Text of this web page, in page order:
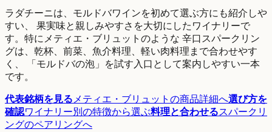
ラダチーニは、モルドバワインを初めて選ぶ方にも紹介しや
すい、 果実味と親しみやすさを大切にしたワイナリーで
す。特にメティエ・ブリュットのような 辛口スパークリン
グは、乾杯、前菜、魚介料理、軽い肉料理まで合わせやす
く、 「モルドバの泡」を試す入口として案内しやすい一本
です。
代表銘柄を見る メティエ・ブリュットの商品詳細へ選び方を
確認ワイナリー別の特徴から選ぶ料理と合わせるスパークリ
ングのペアリングへ